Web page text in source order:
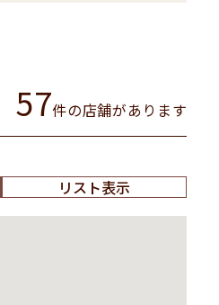
57件の店舗があります
リスト表示